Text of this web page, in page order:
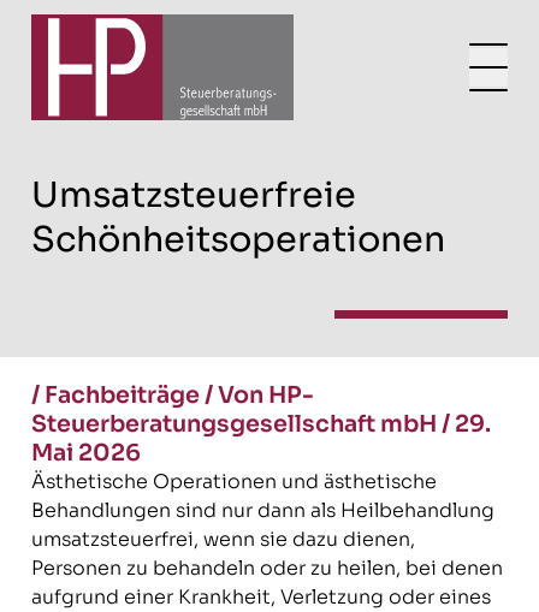
Umsatzsteuerfreie
Schönheitsoperationen
/ Fachbeiträge/Von HP-
Steuerberatungsgesellschaft mbH / 29.
Mai 2026
Ästhetische Operationen und ästhetische
Behandlungen sind nur dann als Heilbehandlung
umsatzsteuerfrei, wenn sie dazu dienen,
Personen zu behandeln oder zu heilen, bei denen
aufgrund einer Krankheit, Verletzung oder eines